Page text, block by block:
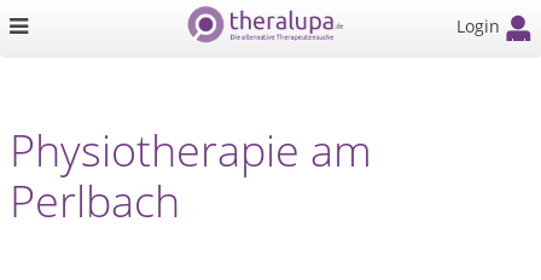
Login
Physiotherapie am
Perlbach